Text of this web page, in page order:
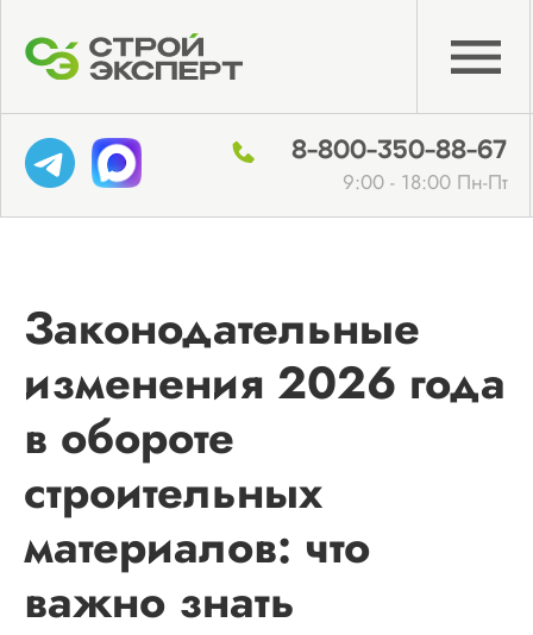
Законодательные
изменения 2026 года
в обороте
строительных
материалов: что
важно знать